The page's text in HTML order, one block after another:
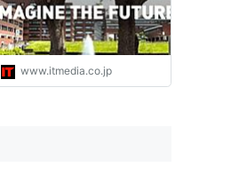
www.itmedia.co.jp